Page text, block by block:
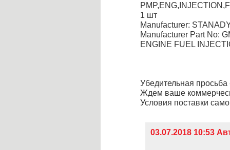
1 шт
Manufacturer:
Manufacturer Part No:
ENGINE FUEL
Убедительная
Ждем ваше
Условия поставки
03.07.2018 10:53